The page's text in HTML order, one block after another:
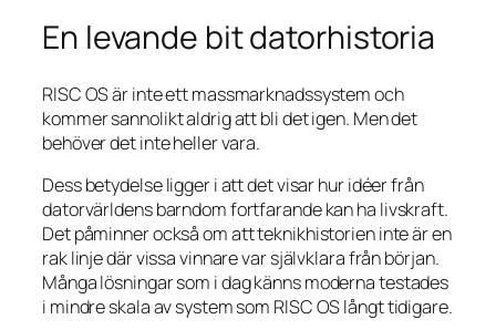
En levande bit datorhistoria
RISC OS är inte ett massmarknadssystem och
kommer sannolikt aldrig att bli det igen. Men det
behöver det inte heller vara.
Dess betydelse ligger i att det visar hur idéer från
datorvärldens barndom fortfarande kan ha livskraft.
Det påminner också om att teknikhistorien inte är en
rak linje där vissa vinnare var självklara från början.
Många lösningar som i dag känns moderna testades
i mindre skala av system som RISC OS långt tidigare.